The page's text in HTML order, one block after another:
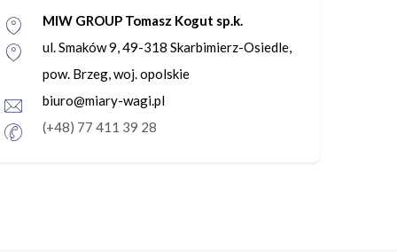
MIW GROUP Tomasz Kogut sp.k.
ul. Smaków 9, 49-318 Skarbimierz-Osiedle,
pow. Brzeg, woj. opolskie
biuro@miary-wagi.pl
(+48) 77 411 39 28